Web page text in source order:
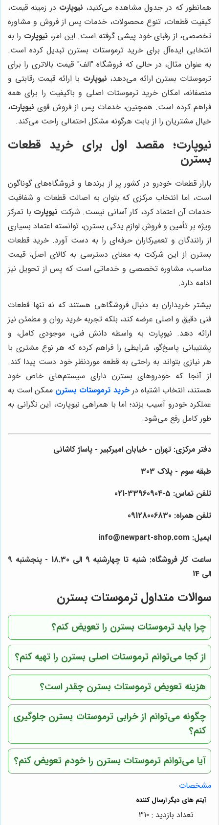
همانطور که در جدول مشاهده می‌کنید، نیوپارت در زمینه قیمت،
کیفیت قطعات، تنوع محصولات، خدمات پس از فروش و مشاوره
تخصصی، از رقبای خود پیشی گرفته است. این امر، نیوپارت را به
انتخابی ایده‌آل برای خرید ترموستات بسترن تبدیل کرده است.
به عنوان مثال، در حالی که فروشگاه "الف" قیمت بالاتری را برای
ترموستات بسترن ارائه می‌دهد، نیوپارت با ارائه قیمت رقابتی و
منصفانه، امکان خرید ترموستات اصلی و باکیفیت را برای همه
فراهم کرده است. همچنین، خدمات پس از فروش قوی نیوپارت،
خیال مشتریان را از بابت هرگونه مشکل احتمالی راحت می‌کند.
نیوپارت؛ مقصد اول برای خرید قطعات
بسترن
بازار قطعات خودرو در کشور پر از برندها و فروشگاه‌های گوناگون
است، اما انتخاب مرکزی که بتوان به اصالت قطعات و شفافیت
خدمات آن اعتماد کرد، کار آسانی نیست. شرکت نیوپارت با تمرکز
ویژه بر تأمین و فروش لوازم یدکی بسترن، توانسته اعتماد بسیاری
از رانندگان و تعمیرکاران حرفه‌ای را به دست آورد. خرید قطعات
بسترن از این شرکت به معنای دسترسی به کالای اصل، قیمت
مناسب، مشاوره تخصصی و خدماتی است که پس از تحویل نیز
ادامه دارد.
بیشتر خریداران به دنبال فروشگاهی هستند که نه تنها قطعات
فنی دقیق و اصلی عرضه کند، بلکه تجربه خرید روان و مطمئن نیز
ارائه دهد. نیوپارت به واسطه دانش فنی، موجودی کامل، و
پشتیبانی پاسخ‌گو، شرایطی را فراهم کرده که هر نوع مشتری با
هر نیازی بتواند به راحتی به قطعه موردنظر خود دست پیدا کند.
از آنجا که خودروهای بسترن دارای سیستم‌های خاص خود
هستند، انتخاب اشتباه درخرید ترموستات بسترن ممکن است به
عملکرد خودرو آسیب بزند؛ اما با همراهی نیوپارت، این نگرانی به
طور کامل رفع می‌شود.
دفتر مرکزی: تهران - خیابان امیرکبیر - پاساژ کاشانی
طبقه سوم - پلاک 303
تلفن تماس: 5-33960904-021
تلفن همراه: 09128006830
ایمیل: info@newpart-shop.com
ساعت کار فروشگاه: شنبه تا چهارشنبه 9 الی 18.30 - پنجشنبه 9
الی 14
سوالات متداول ترموستات بسترن
چرا باید ترموستات بسترن را تعویض کنم؟
از کجا می‌توانم ترموستات اصلی بسترن را تهیه کنم؟
هزینه تعویض ترموستات بسترن چقدر است؟
چگونه می‌توانم از خرابی ترموستات بسترن جلوگیری
کنم؟
آیا می‌توانم ترموستات بسترن را خودم تعویض کنم؟
مشخصات
تعداد بازدید : 310